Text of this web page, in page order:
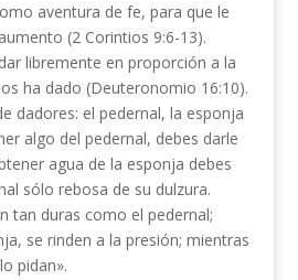
aventura de fe, para que le
(2 Corintios 9:6-13).
libremente en proporción a la
ha dado (Deuteronomio 16:10).
dadores: el pedernal, la esponja
algo del pedernal, debes darle
agua de la esponja debes
sólo rebosa de su dulzura.
tan duras como el pedernal;
se rinden a la presión; mientras
pidan».